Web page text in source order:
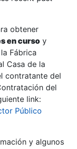
obtener
en curso y
Fábrica
Casa de la
contratante del
del
link:
Público
y algunos